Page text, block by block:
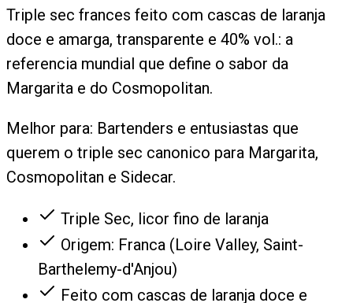
Triple sec frances feito com cascas de laranja
doce e amarga, transparente e 40% vol.: a
referencia mundial que define o sabor da
Margarita e do Cosmopolitan.
Melhor para: Bartenders e entusiastas que
querem o triple sec canonico para Margarita,
Cosmopolitan e Sidecar.
Triple Sec, licor fino de laranja
Origem: Franca (Loire Valley, Saint-
Barthelemy-d'Anjou)
Feito com cascas de laranja doce e